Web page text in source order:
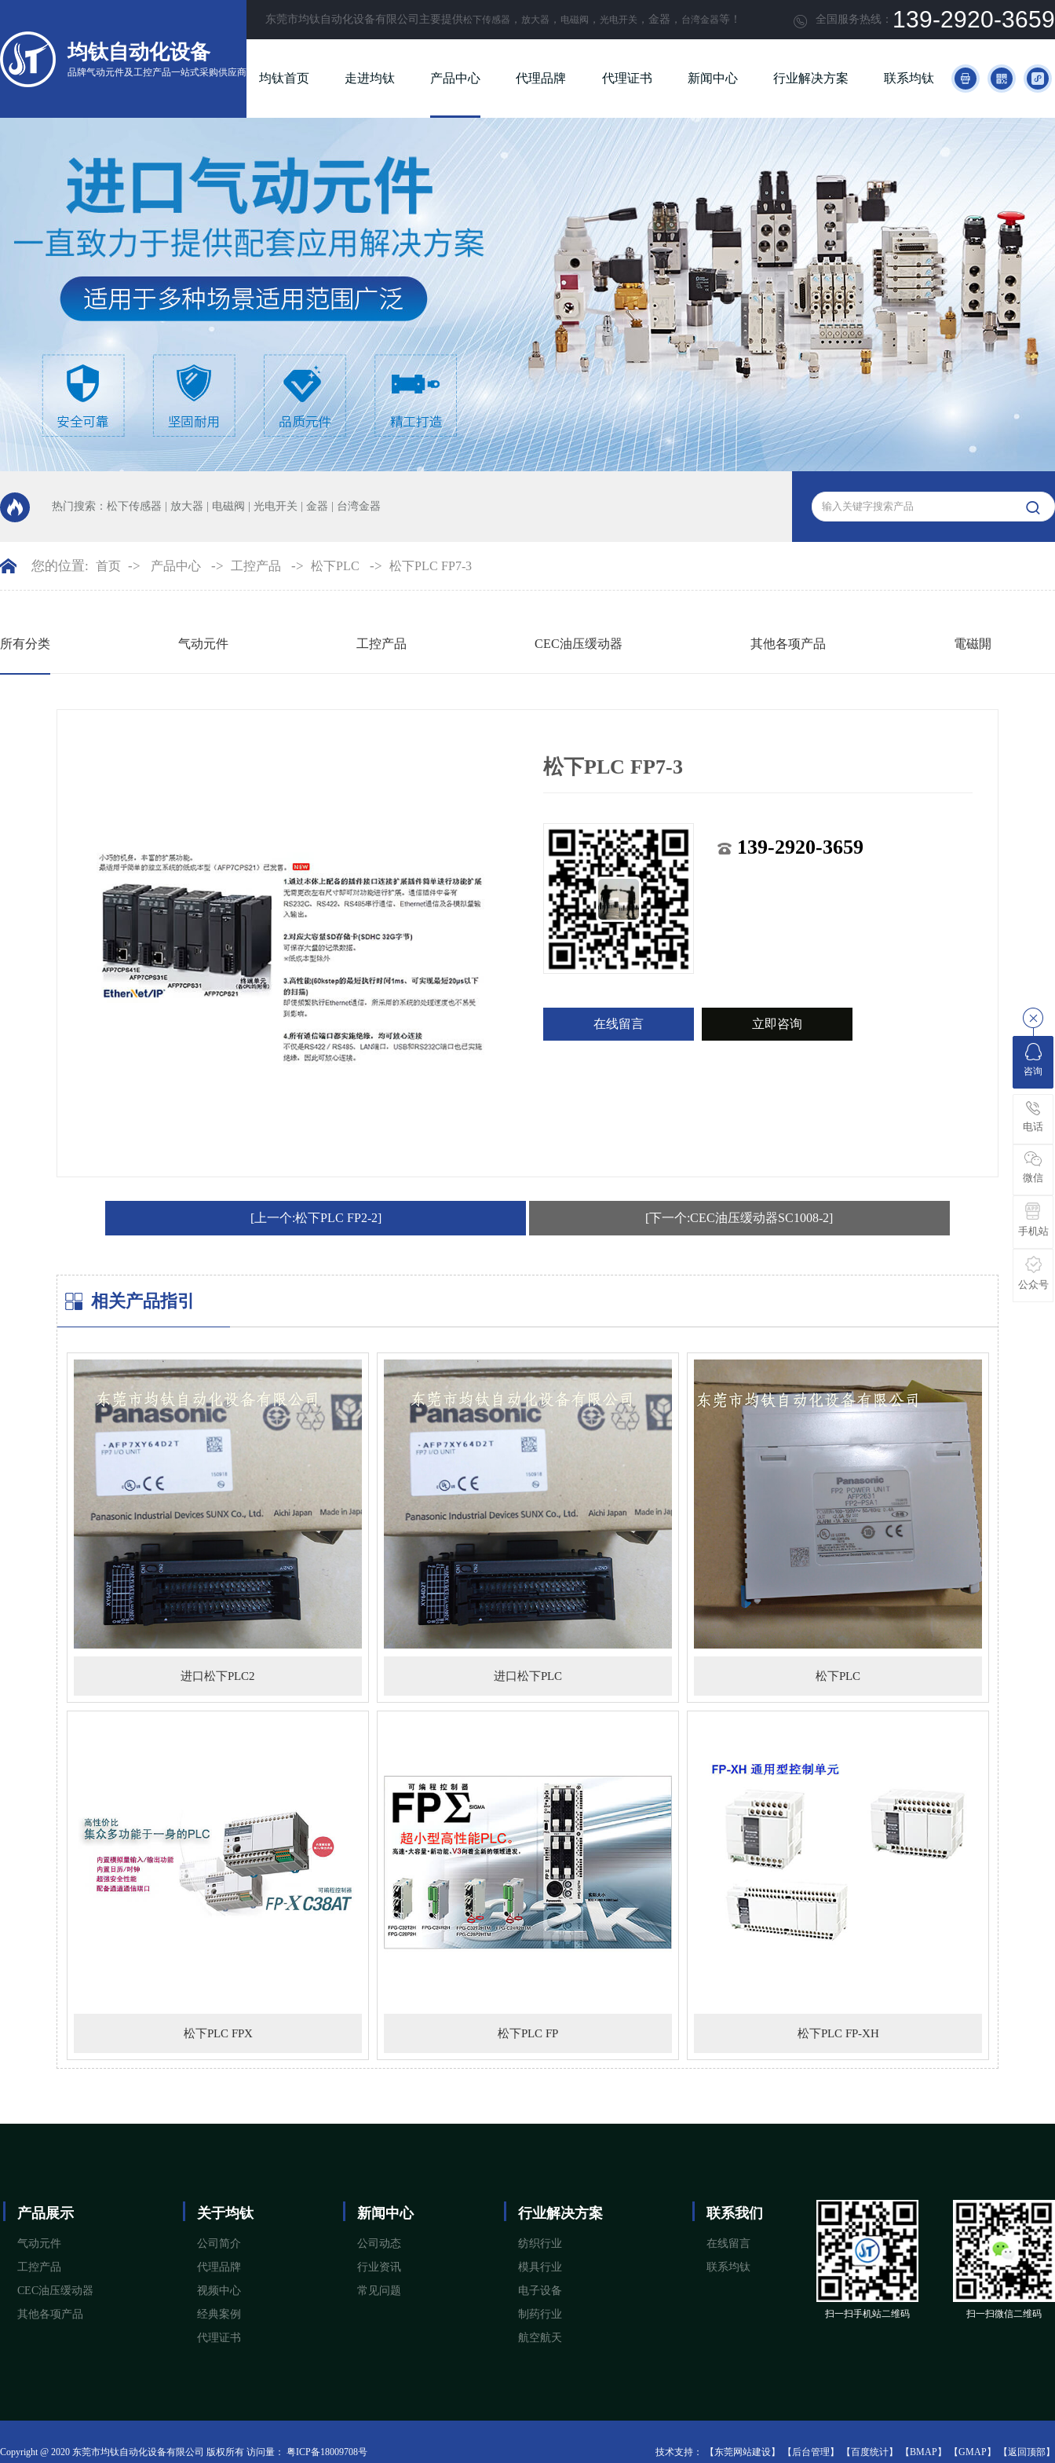
均钛自动化设备
品牌气动元件及工控产品一站式采购供应商
东莞市均钛自动化设备有限公司主要提供松下传感器 ， 放大器 ， 电磁阀 ， 光电开关 ，金器， 台湾金器等！  全国服务热线： 139-2920-3659
均钛首页 走进均钛 产品中心 代理品牌 代理证书 新闻中心 行业解决方案 联系均钛   
热门搜索： 松下传感器 放大器 电磁阀 光电开关 金器 台湾金器 
您的位置: 首页 -> 产品中心 -> 工控产品 -> 松下PLC -> 松下PLC FP7-3
所有分类 气动元件 工控产品 CEC油压缓动器 其他各项产品 電磁閞
松下PLC FP7-3
139-2920-3659
在线留言 立即咨询
[上一个:松下PLC FP2-2] [下一个:CEC油压缓动器SC1008-2]
相关产品指引
进口松下PLC2 进口松下PLC 松下PLC
松下PLC FPX 松下PLC FP 松下PLC FP-XH
产品展示
气动元件
工控产品
CEC油压缓动器
其他各项产品
关于均钛
公司简介
代理品牌
视频中心
经典案例
代理证书
新闻中心
公司动态
行业资讯
常见问题
行业解决方案
纺织行业
模具行业
电子设备
制药行业
航空航天
联系我们
在线留言
联系均钛
扫一扫手机站二维码 扫一扫微信二维码
Copyright @ 2020 东莞市均钛自动化设备有限公司 版权所有 访问量： 粤ICP备18009708号 技术支持： 【东莞网站建设】 【后台管理】 【百度统计】 【BMAP】 【GMAP】 【返回顶部】
咨询
电话
微信
手机站
公众号